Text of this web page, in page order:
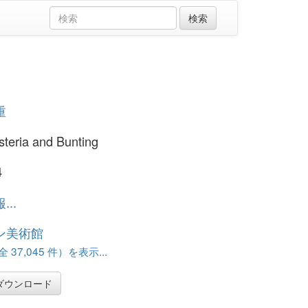
and Bunting
...
美術館
37,045 件）を表示...
ウンロード